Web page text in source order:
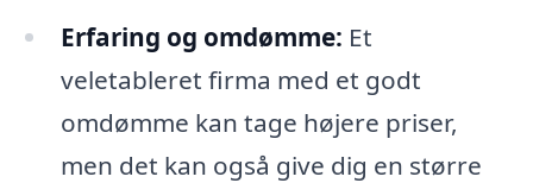
Erfaring og omdømme: Et
veletableret firma med et godt
omdømme kan tage højere priser,
men det kan også give dig en større